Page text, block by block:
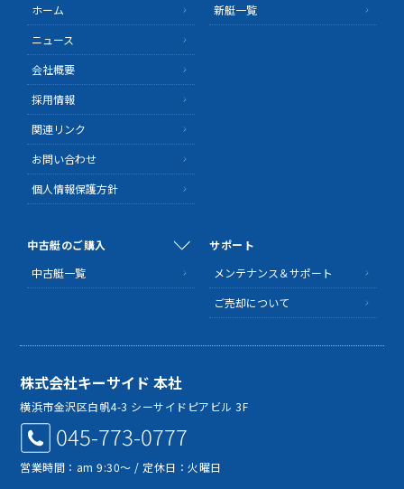
ホーム
ニュース
会社概要
採用情報
関連リンク
お問い合わせ
個人情報保護方針
新艇一覧
中古艇のご購入
中古艇一覧
サポート
メンテナンス＆サポート
ご売却について
株式会社キーサイド 本社
横浜市金沢区白帆4-3 シーサイドピアビル 3F
045-773-0777
営業時間：am 9:30～ / 定休日：火曜日